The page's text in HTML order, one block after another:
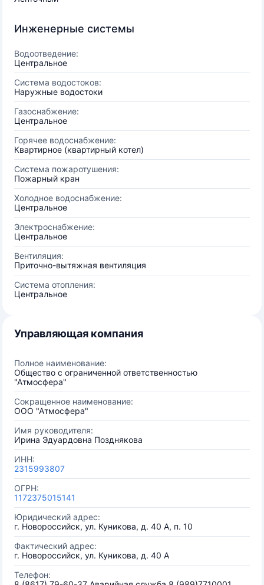
Инженерные системы
Водоотведение:
Центральное
Система водостоков:
Наружные водостоки
Газоснабжение:
Центральное
Горячее водоснабжение:
Квартирное (квартирный котел)
Система пожаротушения:
Пожарный кран
Холодное водоснабжение:
Центральное
Электроснабжение:
Центральное
Вентиляция:
Приточно-вытяжная вентиляция
Система отопления:
Центральное
Управляющая компания
Полное наименование:
Общество с ограниченной ответственностью
"Атмосфера"
Сокращенное наименование:
ООО "Атмосфера"
Имя руководителя:
Ирина Эдуардовна Позднякова
ИНН:
2315993807
ОГРН:
1172375015141
Юридический адрес:
г. Новороссийск, ул. Куникова, д. 40 А, п. 10
Фактический адрес:
г. Новороссийск, ул. Куникова, д. 40 А
Телефон: